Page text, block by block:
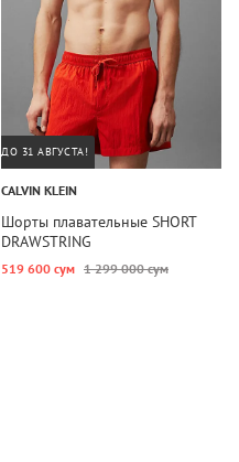
ДО 31 АВГУСТА!
CALVIN KLEIN
Шорты плавательные SHORT
DRAWSTRING
519 600 сум 1 299 000 сум